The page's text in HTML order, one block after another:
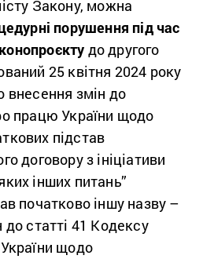
Закону, можна
порушення під час
до другого
25 квітня 2024 року
внесення змін до
працю України щодо
підстав
договору з ініціативи
інших питань”
початково іншу назву –
статті 41 Кодексу
щодо